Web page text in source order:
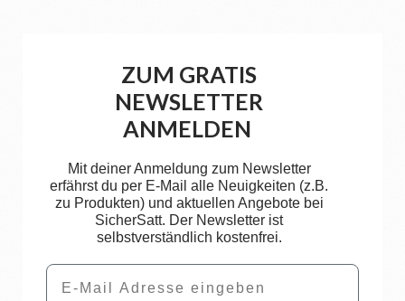
ZUM GRATIS
NEWSLETTER
ANMELDEN
Mit deiner Anmeldung zum Newsletter
erfährst du per E-Mail alle Neuigkeiten (z.B.
zu Produkten) und aktuellen Angebote bei
SicherSatt. Der Newsletter ist
selbstverständlich kostenfrei.
Email